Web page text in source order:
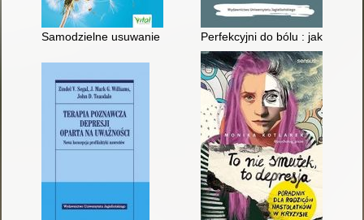
Samodzielne usuwanie lęku, stresu i depresji : bez leków i
Perfekcyjni do bólu : jak